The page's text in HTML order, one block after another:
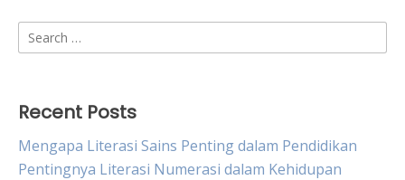
Search
for:
Recent Posts
Mengapa Literasi Sains Penting dalam Pendidikan
Pentingnya Literasi Numerasi dalam Kehidupan